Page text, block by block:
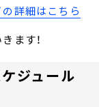
詳細はこちら
ます！
ジュール